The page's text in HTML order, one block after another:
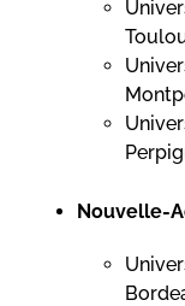
Nouvelle-